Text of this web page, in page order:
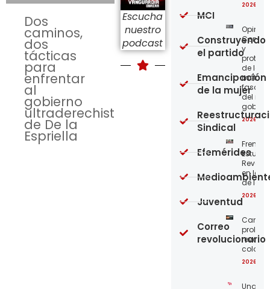
Dos
caminos,
dos
tácticas
para
enfrentar
al
gobierno
ultraderechista
de De la
Espriella
Escucha
nuestro
podcast
2026-
y
de los
del
2026-
Frente
en la
de los
2026-
Carta
2026-
MCI
Construyendo
el partido
Emancipación
de la mujer
Sindical
Efemérides
Juventud
Correo
revolucionario